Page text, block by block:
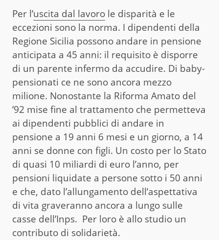
Per l’uscita dal lavoro le disparità e le
eccezioni sono la norma. I dipendenti della
Regione Sicilia possono andare in pensione
anticipata a 45 anni: il requisito è disporre
di un parente infermo da accudire. Di baby-
pensionati ce ne sono ancora mezzo
milione. Nonostante la Riforma Amato del
’92 mise fine al trattamento che permetteva
ai dipendenti pubblici di andare in
pensione a 19 anni 6 mesi e un giorno, a 14
anni se donne con figli. Un costo per lo Stato
di quasi 10 miliardi di euro l’anno, per
pensioni liquidate a persone sotto i 50 anni
e che, dato l’allungamento dell’aspettativa
di vita graveranno ancora a lungo sulle
casse dell’Inps. Per loro è allo studio un
contributo di solidarietà.